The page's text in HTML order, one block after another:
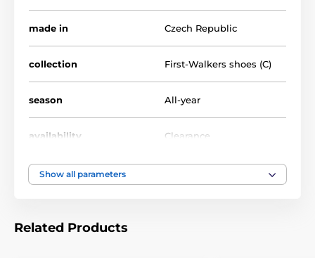
made in Czech Republic
collection First-Walkers shoes (C)
season All-year
availability Clearance
foot width
Show all parameters
Related Products